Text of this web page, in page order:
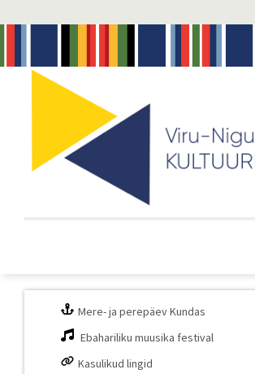
põhisisu
Mere- ja perepäev Kundas
Ebahariliku muusika festival
Kasulikud lingid